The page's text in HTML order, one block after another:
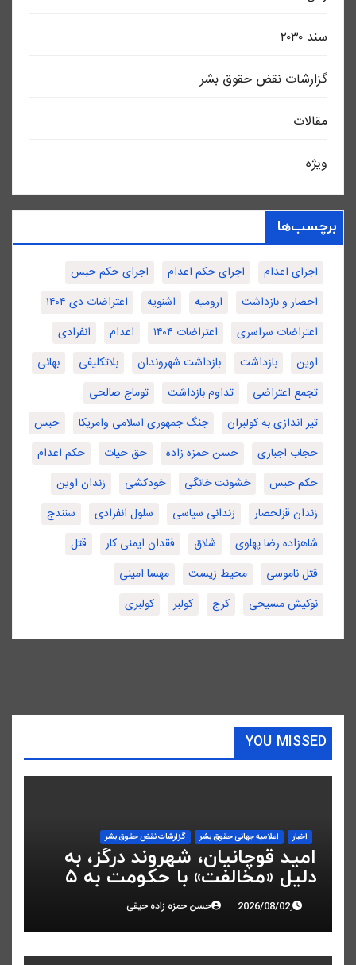
سند ٢٠٣٠
گزارشات نقض حقوق بشر
مقالات
ویژه
برچسب‌ها
اجرای اعدام اجرای حکم اعدام
اجرای حکم حبس
احضار و بازداشت
ارومیه اشنویه
اعتراضات دی ۱۴۰۴
اعتراضات سراسری
اعتراضات ۱۴۰۴ اعدام
انفرادی
اوین
بازداشت بازداشت شهروندان بلاتکلیفی
بهائی
تجمع اعتراضی
تداوم بازداشت
توماج صالحی
تیر اندازی به کولبران
جنگ جمهوری اسلامی وامریکا
حبس
حجاب اجباری
حسن حمزه زاده حق حیات
حکم اعدام
حکم حبس
خشونت خانگی خودکشی
زندان اوین
زندان قزلحصار
زندانی سیاسی سلول انفرادی
سنندج
شاهزاده رضا پهلوی
شلاق فقدان ایمنی کار
قتل
قتل ناموسی
محیط زیست
مهسا امینی
نوکیش مسیحی
کرج کولبر کولبری
YOU MISSED
اخبار اعلاميه جهانی حقوق بشر گزارشات نقض حقوق بشر
امید قوچانیان، شهروند درگز، به
دلیل «مخالفت» با حکومت به ۵
سال زندان محکوم شد
حسن حمزه زاده حیقی